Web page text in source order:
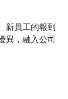
新員工的報到
異，融入公司